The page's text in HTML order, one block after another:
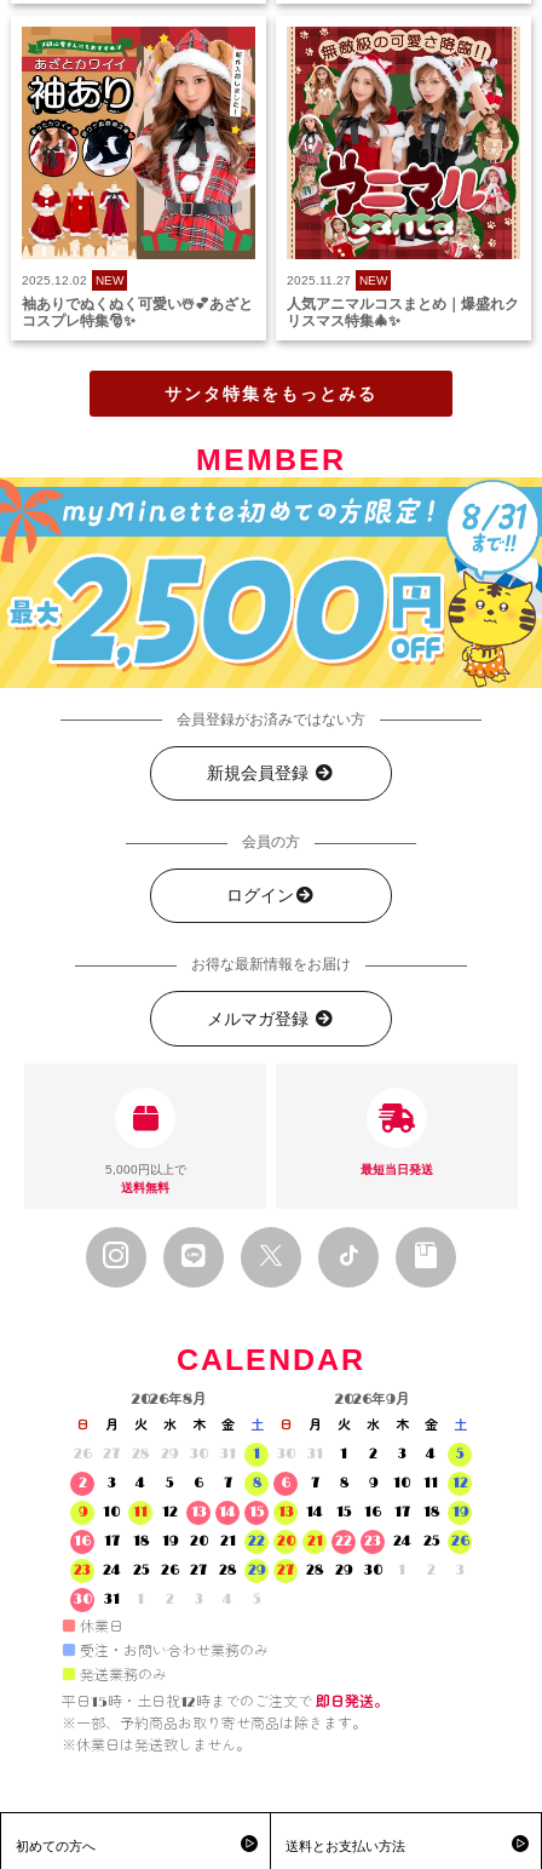
2025.12.02 NEW
袖ありでぬくぬく可愛い☃️💕あざと
コスプレ特集🎅✨
2025.11.27 NEW
人気アニマルコスまとめ｜爆盛れク
リスマス特集🎄✨
サンタ特集をもっとみる
MEMBER
会員登録がお済みではない方
新規会員登録
会員の方
ログイン
お得な最新情報をお届け
メルマガ登録
5,000円以上で
送料無料
最短当日発送
CALENDAR
2026年8月
日 月 火 水 木 金
土
26
27 28 29 30 31
1
2
3 4 5 6 7
8
9
10 11 12 13 14
15
16
17 18 19 20 21
22
23
24 25 26 27 28
29
30
31 1 2 3 4 5
2026年9月
日 月 火 水 木 金
土
30
31 1 2 3 4
5
6
7 8 9 10 11
12
13
14 15 16 17 18
19
20
21 22 23 24 25
26
27
28 29 30 1 2 3
■ 休業日
■ 受注・お問い合わせ業務のみ
■ 発送業務のみ
平日15時・土日祝12時までのご注文で 即日発送。
※一部、予約商品お取り寄せ商品は除きます。
※休業日は発送致しません。
初めての方へ 送料とお支払い方法